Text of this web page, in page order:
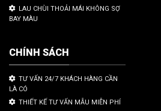
LAU CHÙI THOẢI MÁI KHÔNG SỢ
BAY MÀU
CHÍNH SÁCH
TƯ VẤN 24/7 KHÁCH HÀNG CẦN
LÀ CÓ
THIẾT KẾ TƯ VẤN MẪU MIỄN PHÍ